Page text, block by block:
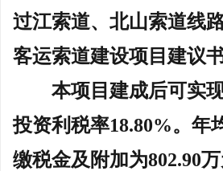
过江索道、北山索道线
客运索道建设项目建议书
本项目建成后可实
投资利税率18.80%。年
缴税金及附加为802.90